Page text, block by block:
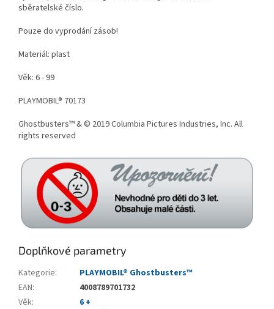
sběratelské číslo.
Pouze do vyprodání zásob!
Materiál: plast
Věk: 6 - 99
PLAYMOBIL® 70173
Ghostbusters™ & © 2019 Columbia Pictures Industries, Inc. All
rights reserved
Doplňkové parametry
Kategorie:
PLAYMOBIL® Ghostbusters™
EAN:
4008789701732
Věk:
6 +